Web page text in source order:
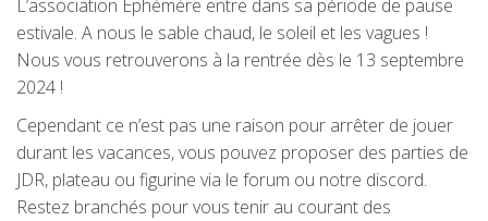
L’association Éphémère entre dans sa période de pause
estivale. A nous le sable chaud, le soleil et les vagues !
Nous vous retrouverons à la rentrée dès le 13 septembre
2024 !
Cependant ce n’est pas une raison pour arrêter de jouer
durant les vacances, vous pouvez proposer des parties de
JDR, plateau ou figurine via le forum ou notre discord.
Restez branchés pour vous tenir au courant des